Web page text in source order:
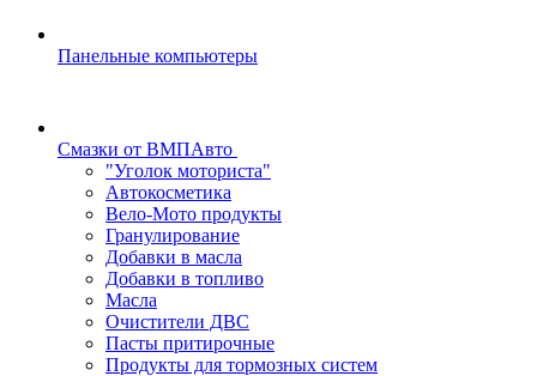
Панельные компьютеры
Смазки от ВМПАвто
"Уголок моториста"
Автокосметика
Вело-Мото продукты
Гранулирование
Добавки в масла
Добавки в топливо
Масла
Очистители ДВС
Пасты притирочные
Продукты для тормозных систем